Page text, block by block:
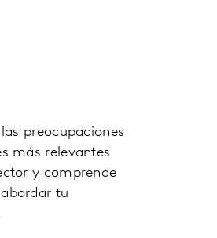
preocupaciones
más relevantes
y comprende
tu